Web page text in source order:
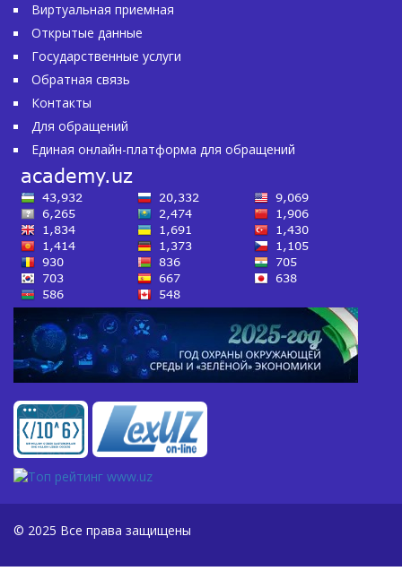
Виртуальная приемная
Открытые данные
Государственные услуги
Обратная связь
Контакты
Для обращений
Единая онлайн-платформа для обращений
© 2025 Все права защищены